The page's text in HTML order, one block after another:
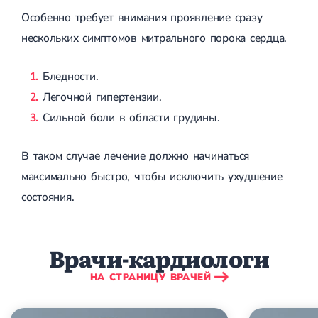
Аритмия
Мерцательная аритмия
Стенокардия
Электрокардиограмма (ЭКГ)
Кардиология климактерического периода
Симптоматическая артериальная гипертензия
Терапия
Желчнокаменная болезнь (ЖКБ)
Лечение желчнокаменной болезни
Хронический панкреатит
Холецистит
Калькулезный холецистит
Особенно требует внимания проявление сразу
нескольких симптомов митрального порока сердца.
Бледности.
Легочной гипертензии.
Сильной боли в области грудины.
В таком случае лечение должно начинаться
максимально быстро, чтобы исключить ухудшение
состояния.
Врачи-кардиологи
НА СТРАНИЦУ ВРАЧЕЙ